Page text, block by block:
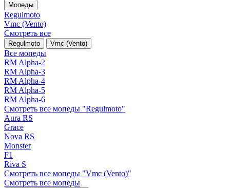
Мопеды
Regulmoto
Vmc (Vento)
Смотреть все
Regulmoto Vmc (Vento)
Все мопеды
RM Alpha-2
RM Alpha-3
RM Alpha-4
RM Alpha-5
RM Alpha-6
Смотреть все мопеды "Regulmoto"
Aura RS
Grace
Nova RS
Monster
F1
Riva S
Смотреть все мопеды "Vmc (Vento)"
Смотреть все мопеды